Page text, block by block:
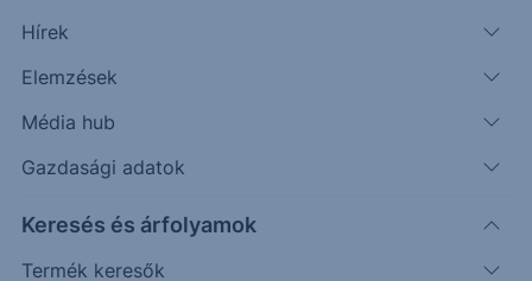
Hírek
Elemzések
Média hub
Gazdasági adatok
Keresés és árfolyamok
Termék keresők
létrejött 6MW villamos teljesítményű gázmotort. A
beruházás annyiban unikális, hogy ugyanazon a